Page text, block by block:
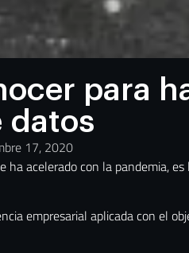
para
datos
17, 2020
acelerado con la pandemia, es
empresarial aplicada con el